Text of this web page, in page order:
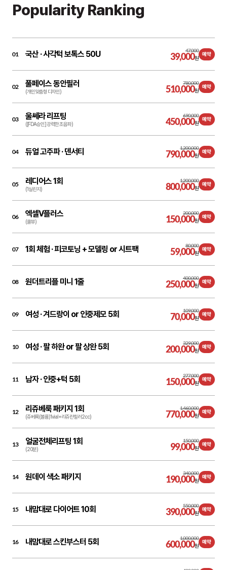
Popularity Ranking
01 국산 ·사각턱 보톡스 50U 47,000
39,000원
예약
02 풀페이스 동안필러
(개인맞춤형 디자인)
780,000
510,000원
예약
03 울쎄라 리프팅
([FDA승인] 강력한 초음파)
690,000
450,000원
예약
04 듀얼 고주파 ·덴서티 1,200,000
790,000원
예약
05 레디어스 1회
(1실린지)
1,200,000
800,000원
예약
06 엑셀V플러스
(쿨뷰)
200,000
150,000원
예약
07 1회 체험 ·피코토닝 + 모델링 or 시트팩 80,000
59,000원
예약
08 원더트리플 미니 1줄 400,000
250,000원
예약
09 여성 ·겨드랑이 or 인중제모 5회 109,000
70,000원
예약
10 여성 ·팔 하완 or 팔 상완 5회 329,000
200,000원
예약
11 남자 ·인중+턱 5회 277,000
150,000원
예약
12 리쥬베룩 패키지 1회
(쥬베룩(볼륨)1vial+리쥬란힐러2cc)
1,460,000
770,000원
예약
13 얼굴전체리프팅 1회
(20분)
150,000
99,000원
예약
14 원데이 색소 패키지 340,000
190,000원
예약
15 내맘대로 다이어트 10회 550,000
390,000원
예약
16 내맘대로 스킨부스터 5회 1,000,000
600,000원
예약